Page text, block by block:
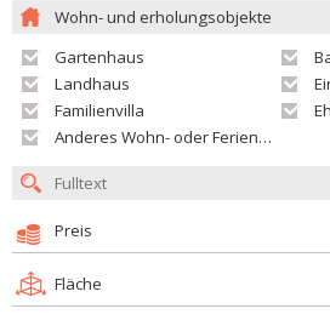
Wohn- und erholungsobjekte
Gartenhaus
Landhaus
Familienvilla
Anderes Wohn- oder Ferienobjekt
Preis
Fläche